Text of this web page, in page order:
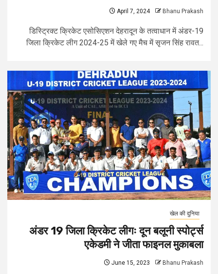
April 7, 2024 Bhanu Prakash
डिस्ट्रिक्ट क्रिकेट एसोसिएशन देहरादून के तत्वाधान में अंडर-19
जिला क्रिकेट लीग 2024-25 में खेले गए मैच में सृजन सिंह रावत...
खेल की दुनिया
अंडर 19 जिला क्रिकेट लीगः दून बलूनी स्पोर्ट्स
एकेडमी ने जीता फाइनल मुकाबला
June 15, 2023 Bhanu Prakash